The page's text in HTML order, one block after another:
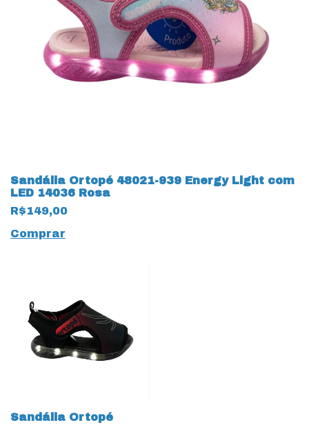
Sandália Ortopé 48021-939 Energy Light com
LED 14036 Rosa
R$149,00
Comprar
Sandália Ortopé